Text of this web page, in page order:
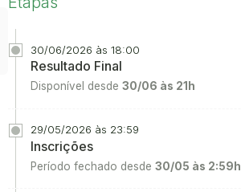
30/06/2026 às 18:00
Resultado Final
Disponível desde 30/06 às 21h
29/05/2026 às 23:59
Inscrições
Período fechado desde 30/05 às 2:59h